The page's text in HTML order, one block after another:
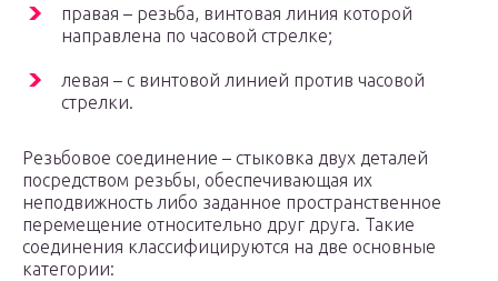
правая – резьба, винтовая линия которой
направлена по часовой стрелке;
левая – с винтовой линией против часовой
стрелки.
Резьбовое соединение – стыковка двух деталей
посредством резьбы, обеспечивающая их
неподвижность либо заданное пространственное
перемещение относительно друг друга. Такие
соединения классифицируются на две основные
категории: